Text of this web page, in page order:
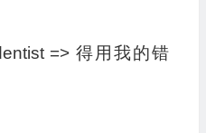
=> 得用我的错